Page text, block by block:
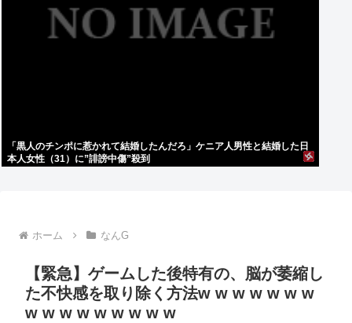
「黒人のチンポに惹かれて結婚したんだろ」ケニア人男性と結婚した日
本人女性（31）に”誹謗中傷”殺到
ホーム なんG
【緊急】ゲームした後特有の、脳が萎縮し
た不快感を取り除く方法w w w w w w w
w w w w w w w w w